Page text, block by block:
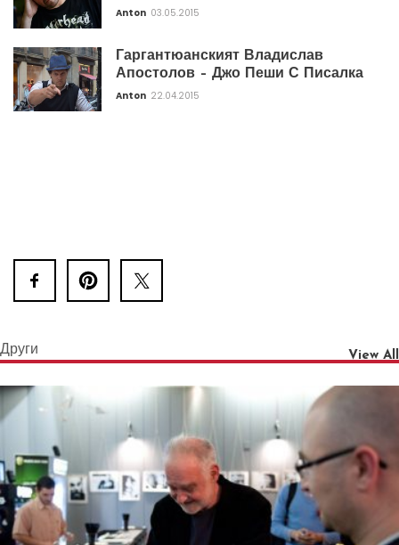
Anton 03.05.2015
Гаргантюанският Владислав
Апостолов – Джо Пеши С Писалка
Anton 22.04.2015
Други View All